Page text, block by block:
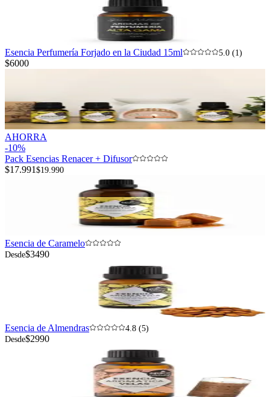
Esencia Perfumería Forjado en la Ciudad 15ml 5.0 (1)
$6000
AHORRA
-10%
Pack Esencias Renacer + Difusor
$17.991 $19.990
Esencia de Caramelo
Desde$3490
Esencia de Almendras
4.8 (5)
Desde$2990